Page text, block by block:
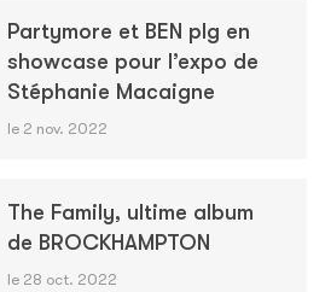
Partymore et BEN plg en
showcase pour l’expo de
Stéphanie Macaigne
le 2 nov. 2022
The Family, ultime album
de BROCKHAMPTON
le 28 oct. 2022